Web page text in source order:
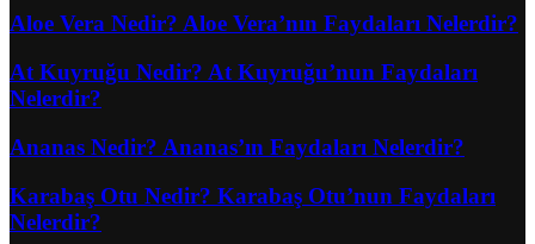
Aloe Vera Nedir? Aloe Vera’nın Faydaları Nelerdir?
At Kuyruğu Nedir? At Kuyruğu’nun Faydaları
Nelerdir?
Ananas Nedir? Ananas’ın Faydaları Nelerdir?
Karabaş Otu Nedir? Karabaş Otu’nun Faydaları
Nelerdir?